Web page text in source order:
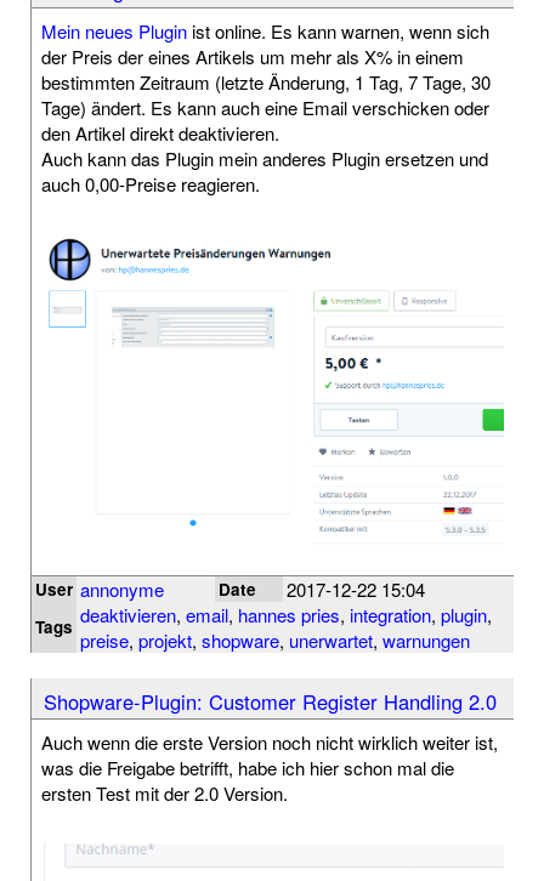
Mein neues Pluginist online. Es kann warnen, wenn sich
der Preis der eines Artikels um mehr als X% in einem
bestimmten Zeitraum (letzte Änderung, 1 Tag, 7 Tage, 30
Tage) ändert. Es kann auch eine Email verschicken oder
den Artikel direkt deaktivieren.
Auch kann das Plugin mein anderes Plugin ersetzen und
auch 0,00-Preise reagieren.
User annonyme Date 2017-12-22 15:04
Tags deaktivieren, email, hannes pries, integration, plugin,
preise, projekt, shopware, unerwartet, warnungen
Shopware-Plugin: Customer Register Handling 2.0
Auch wenn die erste Version noch nicht wirklich weiter ist,
was die Freigabe betrifft, habe ich hier schon mal die
ersten Test mit der 2.0 Version.